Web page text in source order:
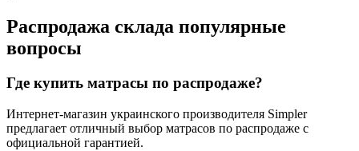
Распродажа склада популярные
вопросы
Где купить матрасы по распродаже?
Интернет-магазин украинского производителя Simpler
предлагает отличный выбор матрасов по распродаже с
официальной гарантией.